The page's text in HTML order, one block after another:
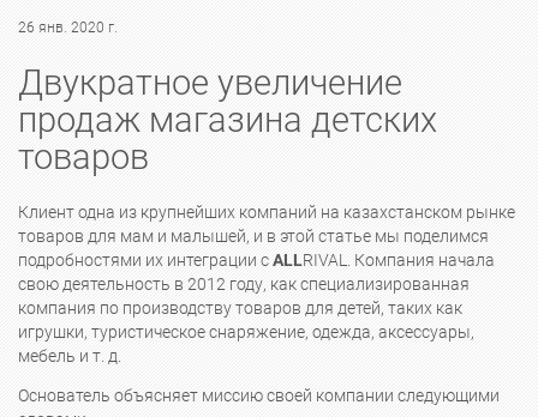
26 янв. 2020 г.
Двукратное увеличение
продаж магазина детских
товаров
Клиент одна из крупнейших компаний на казахстанском рынке
товаров для мам и малышей, и в этой статье мы поделимся
подробностями их интеграции сALLRIVAL. Компания начала
свою деятельность в 2012 году, как специализированная
компания по производству товаров для детей, таких как
игрушки, туристическое снаряжение, одежда, аксессуары,
мебель и т. д.
Основатель объясняет миссию своей компании следующими